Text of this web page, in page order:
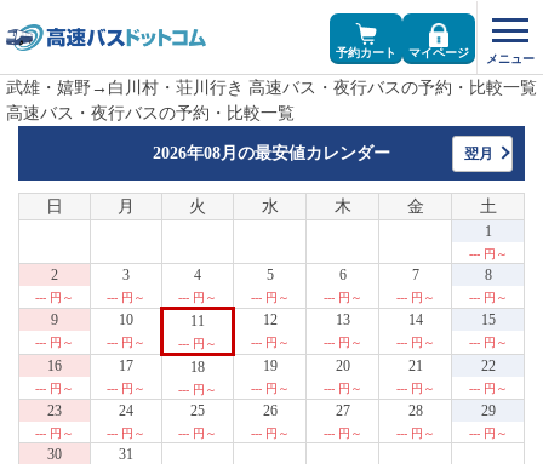
予約カート マイページ
武雄・嬉野→白川村・荘川行き 高速バス・夜行バスの予約・比較一覧
高速バス・夜行バスの予約・比較一覧
2026年08月の最安値カレンダー 翌月
日 月 火 水 木 金 土
1
--- 円～
2
--- 円～
3
--- 円～
4
--- 円～
5
--- 円～
6
--- 円～
7
--- 円～
8
--- 円～
9
--- 円～
10
--- 円～
11
--- 円～
12
--- 円～
13
--- 円～
14
--- 円～
15
--- 円～
16
--- 円～
17
--- 円～
18
--- 円～
19
--- 円～
20
--- 円～
21
--- 円～
22
--- 円～
23
--- 円～
24
--- 円～
25
--- 円～
26
--- 円～
27
--- 円～
28
--- 円～
29
--- 円～
30 31